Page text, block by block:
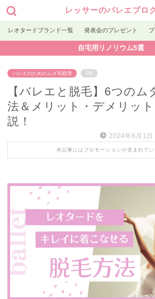
レッサーのバレエブロ
レオタードブランド一覧 発表会のプレゼント
自宅用リノリウム5選
バレエのためのムダ毛処理 PR
【バレエと脱毛】6つのム
法＆メリット・デメリッ
説！
2024年6月1日
本記事にはプロモーションが含まれてい